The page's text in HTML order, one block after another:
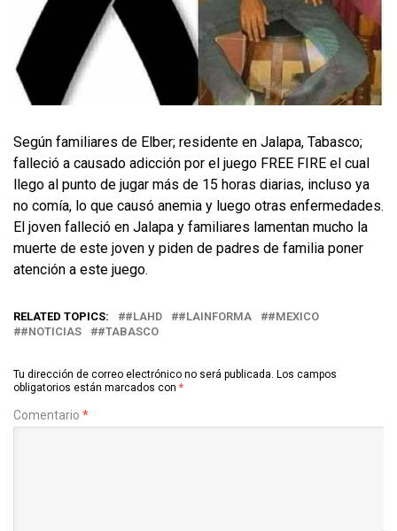
Según familiares de Elber; residente en Jalapa, Tabasco;
falleció a causado adicción por el juego FREE FIRE el cual
llego al punto de jugar más de 15 horas diarias, incluso ya
no comía, lo que causó anemia y luego otras enfermedades.
El joven falleció en Jalapa y familiares lamentan mucho la
muerte de este joven y piden de padres de familia poner
atención a este juego.
RELATED TOPICS: #LAHD #LAINFORMA
#MEXICO
#NOTICIAS
#TABASCO
Tu dirección de correo electrónico no será publicada. Los campos
obligatorios están marcados con *
Comentario *